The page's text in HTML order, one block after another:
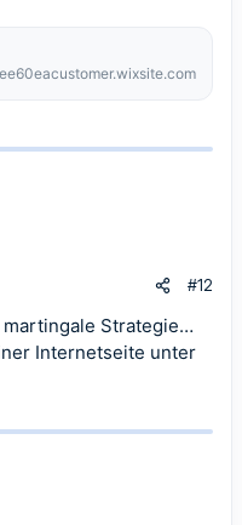
#12
Strategie…
Internetseite unter